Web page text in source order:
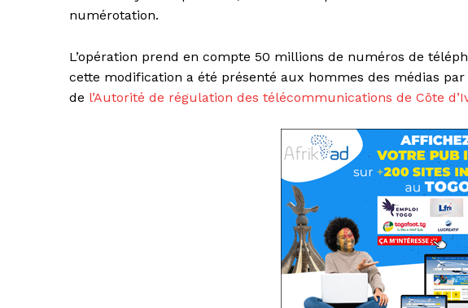
numérotation.
L’opération prend en compte 50 millions de numéros de
cette modification a été présenté aux hommes des médias
de l’Autorité de régulation des télécommunications de Côte